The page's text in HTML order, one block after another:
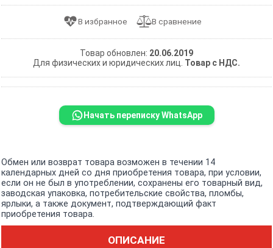
Товар обновлен: 20.06.2019
Для физических и юридических лиц. Товар с НДС.
Начать переписку WhatsApp
Обмен или возврат товара возможен в течении 14
календарных дней со дня приобретения товара, при условии,
если он не был в употреблении, сохранены его товарный вид,
заводская упаковка, потребительские свойства, пломбы,
ярлыки, а также документ, подтверждающий факт
приобретения товара.
ОПИСАНИЕ